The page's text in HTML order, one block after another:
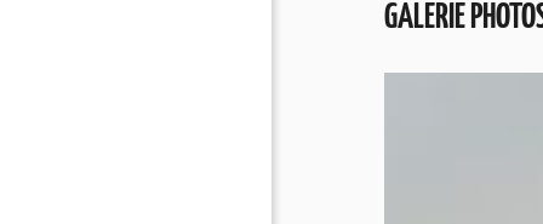
GALERIE